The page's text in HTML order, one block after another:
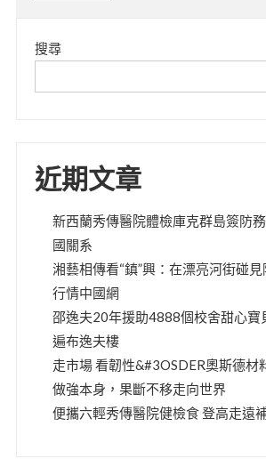
搜尋
近期文章
新西蘭秀傳醫院體檢庫克群島簽防
國關系
湘藝相傳看“鎮”興：在漂亮河街碰
行情中國網
邵逸夫20年援助4888個校舍甜心寶
遍布逸夫樓
走市場 看韌性&#3OSDER奧斯德材
做強本身，果斷不移走向世界
便攜六輕秀傳醫院健檢食 登高走遠